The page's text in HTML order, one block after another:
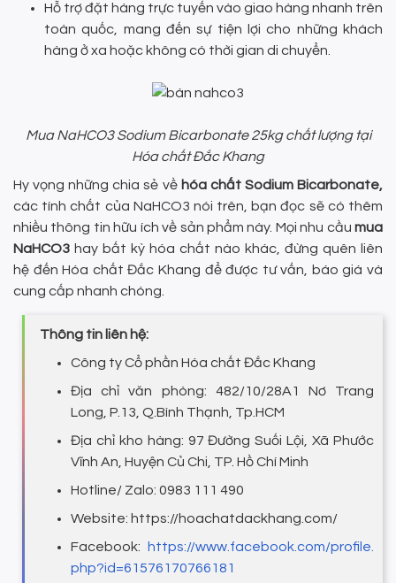
Hỗ trợ đặt hàng trực tuyến vào giao hàng nhanh trên
toàn quốc, mang đến sự tiện lợi cho những khách
hàng ở xa hoặc không có thời gian di chuyển.
Mua NaHCO3 Sodium Bicarbonate 25kg chất lượng tại
Hóa chất Đắc Khang
Hy vọng những chia sẻ về hóa chất Sodium Bicarbonate,
các tính chất của NaHCO3 nói trên, bạn đọc sẽ có thêm
nhiều thông tin hữu ích về sản phẩm này. Mọi nhu cầu mua
NaHCO3 hay bất kỳ hóa chất nào khác, đừng quên liên
hệ đến Hóa chất Đắc Khang để được tư vấn, báo giá và
cung cấp nhanh chóng.
Thông tin liên hệ:
Công ty Cổ phần Hóa chất Đắc Khang
Địa chỉ văn phòng: 482/10/28A1 Nơ Trang
Long, P.13, Q.Bình Thạnh, Tp.HCM
Địa chỉ kho hàng: 97 Đường Suối Lội, Xã Phước
Vĩnh An, Huyện Củ Chi, TP. Hồ Chí Minh
Hotline/ Zalo: 0983 111 490
Website: https://hoachatdackhang.com/
Facebook:
https://www.facebook.com/profile.
php?id=61576170766181